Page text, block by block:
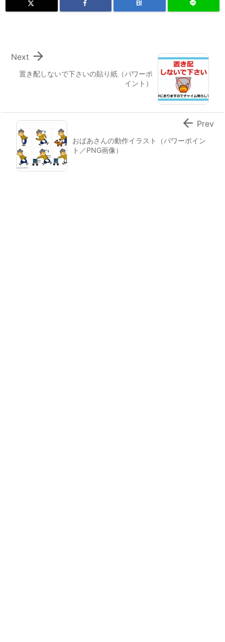
B!
置き配しないで下さいの貼り紙（パワーポ
イント）

Next
おばあさんの動作イラスト（パワーポイン
ト／PNG画像）
 Prev